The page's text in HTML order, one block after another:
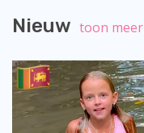
Nieuw toon meer